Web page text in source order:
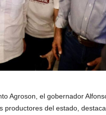
Agroson, el gobernador
productores del estado,